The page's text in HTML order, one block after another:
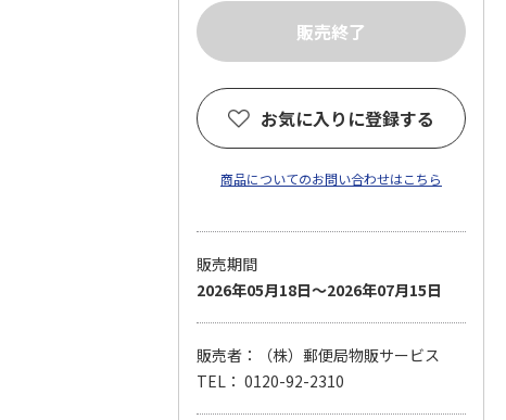
お気に入りに登録する
商品についてのお問い合わせはこちら
販売期間
2026年05月18日～2026年07月15日
販売者：（株）郵便局物販サービス
TEL： 0120-92-2310